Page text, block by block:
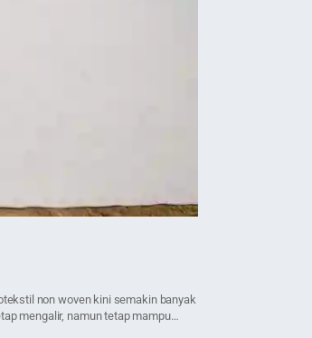
non woven kini semakin banyak
mengalir, namun tetap mampu